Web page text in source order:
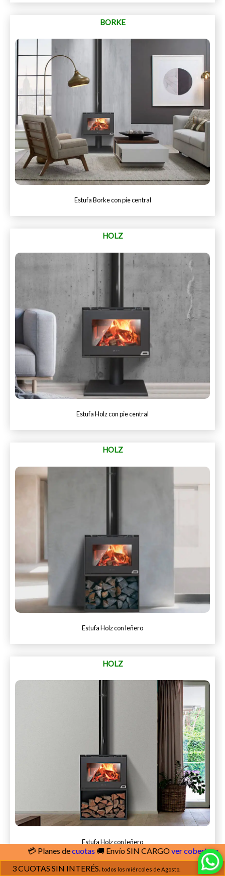
BORKE
Estufa Borke con pie central
HOLZ
Estufa Holz con pie central
HOLZ
Estufa Holz con leñero
HOLZ
Estufa Holz con leñero
decuotas🚚 Envío SIN CARGOver cobertura
3 CUOTAS SIN INTERÉS. todos los miércoles de Agosto.